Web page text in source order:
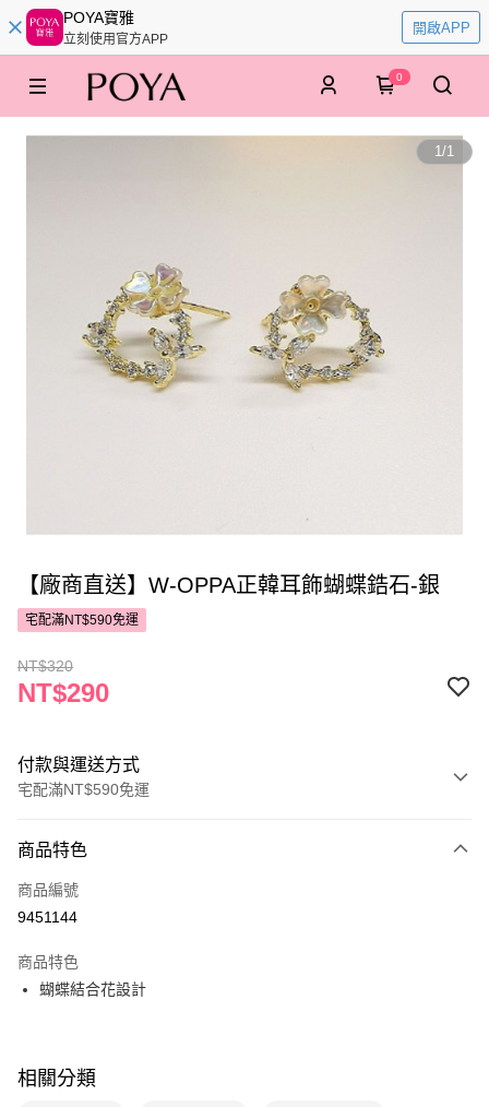
POYA寶雅
立刻使用官方APP
開啟APP
0
1/1
【廠商直送】W-OPPA正韓耳飾蝴蝶鋯石-銀
宅配滿NT$590免運
NT$320
NT$290
付款與運送方式
宅配滿NT$590免運
POYA支付
信用卡一次付款
Apple Pay
悠遊付
商品特色
商品編號
9451144
商品特色
蝴蝶結合花設計
相關分類